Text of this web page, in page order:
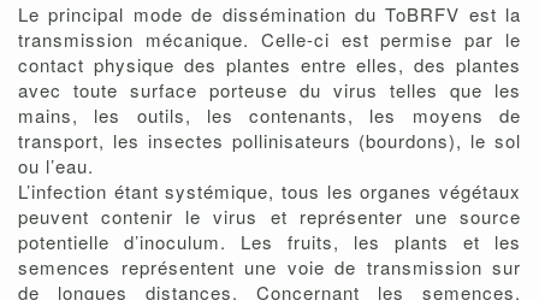
Le principal mode de dissémination du ToBRFV est la
transmission mécanique. Celle-ci est permise par le
contact physique des plantes entre elles, des plantes
avec toute surface porteuse du virus telles que les
mains, les outils, les contenants, les moyens de
transport, les insectes pollinisateurs (bourdons), le sol
ou l’eau.
L’infection étant systémique, tous les organes végétaux
peuvent contenir le virus et représenter une source
potentielle d’inoculum. Les fruits, les plants et les
semences représentent une voie de transmission sur
de longues distances. Concernant les semences,